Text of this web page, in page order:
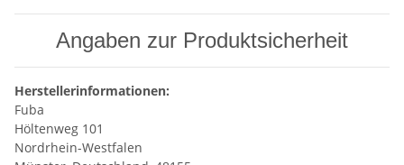
Angaben zur Produktsicherheit
Herstellerinformationen:
Fuba
Höltenweg 101
Nordrhein-Westfalen